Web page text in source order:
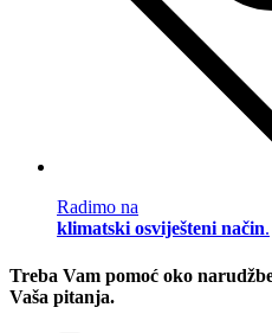
Radimo na
klimatski osviješteni način.
Treba Vam pomoć oko
Vaša pitanja.